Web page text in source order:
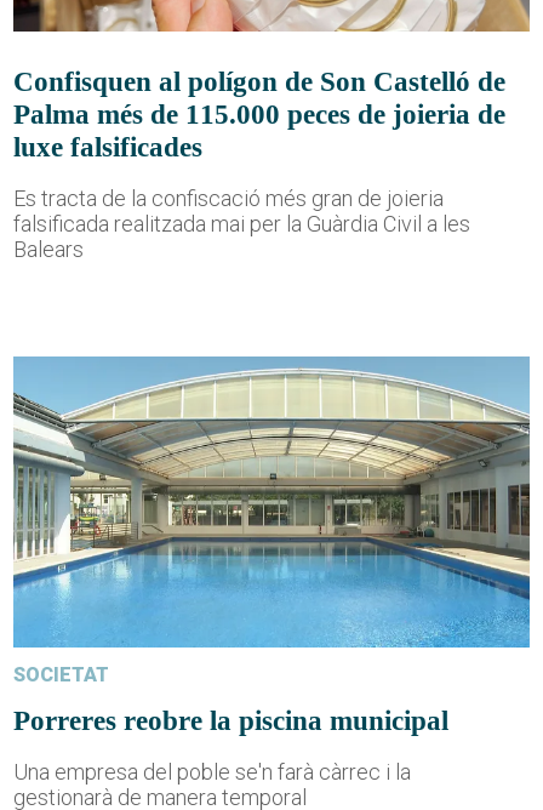
Confisquen al polígon de Son Castelló de
Palma més de 115.000 peces de joieria de
luxe falsificades
Es tracta de la confiscació més gran de joieria
falsificada realitzada mai per la Guàrdia Civil a les
Balears
SOCIETAT
Porreres reobre la piscina municipal
Una empresa del poble se'n farà càrrec i la
gestionarà de manera temporal